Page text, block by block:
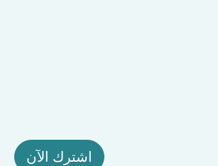
اشترك الآن